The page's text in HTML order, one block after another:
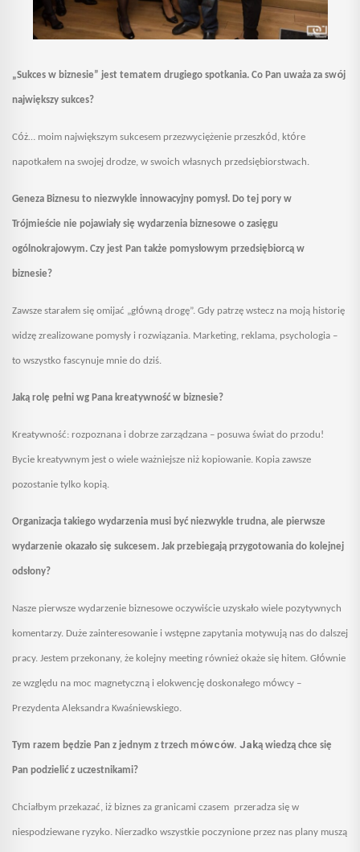
„Sukces w biznesie” jest tematem drugiego spotkania. Co Pan uważa za swój
największy sukces?
Cóż… moim największym sukcesem przezwyciężenie przeszkód, które
napotkałem na swojej drodze, w swoich własnych przedsiębiorstwach.
Geneza Biznesu to niezwykle innowacyjny pomysł. Do tej pory w
Trójmieście nie pojawiały się wydarzenia biznesowe o zasięgu
ogólnokrajowym. Czy jest Pan także pomysłowym przedsiębiorcą w
biznesie?
Zawsze starałem się omijać „główną drogę”. Gdy patrzę wstecz na moją historię
widzę zrealizowane pomysły i rozwiązania. Marketing, reklama, psychologia –
to wszystko fascynuje mnie do dziś.
Jaką rolę pełni wg Pana kreatywność w biznesie?
Kreatywność: rozpoznana i dobrze zarządzana – posuwa świat do przodu!
Bycie kreatywnym jest o wiele ważniejsze niż kopiowanie. Kopia zawsze
pozostanie tylko kopią.
Organizacja takiego wydarzenia musi być niezwykle trudna, ale pierwsze
wydarzenie okazało się sukcesem. Jak przebiegają przygotowania do kolejnej
odsłony?
Nasze pierwsze wydarzenie biznesowe oczywiście uzyskało wiele pozytywnych
komentarzy. Duże zainteresowanie i wstępne zapytania motywują nas do dalszej
pracy. Jestem przekonany, że kolejny meeting również okaże się hitem. Głównie
ze względu na moc magnetyczną i elokwencję doskonałego mówcy –
Prezydenta Aleksandra Kwaśniewskiego.
Tym razem będzie Pan z jednym z trzech mówców. Jaką wiedzą chce się
Pan podzielić z uczestnikami?
Chciałbym przekazać, iż biznes za granicami czasem przeradza się w
niespodziewane ryzyko. Nierzadko wszystkie poczynione przez nas plany muszą